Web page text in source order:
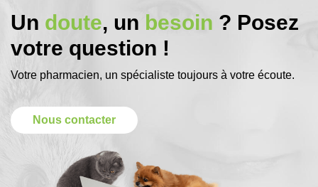
Un doute, un besoin ? Posez
votre question !
Votre pharmacien, un spécialiste toujours à votre écoute.
Nous contacter